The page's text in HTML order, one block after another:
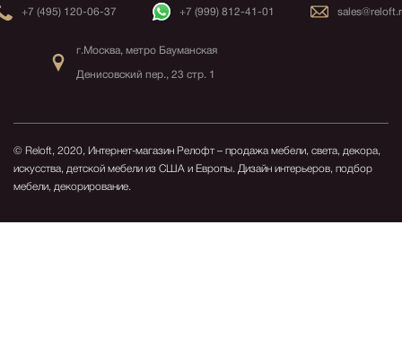
+7 (495) 120-06-37 +7 (999) 812-41-01
г.Москва, метро Бауманская
Денисовский пер., 23 стр. 1
© Reloft, 2020, Интернет-магазин Релофт – продажа мебели, света, декора,
искусства, детской мебели из США и Европы. Дизайн интерьеров, подбор
мебели, декорирование.